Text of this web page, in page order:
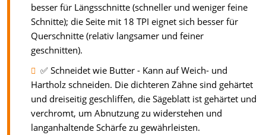
besser für Längsschnitte (schneller und weniger feine
Schnitte); die Seite mit 18 TPI eignet sich besser für
Querschnitte (relativ langsamer und feiner
geschnitten).
✅ Schneidet wie Butter - Kann auf Weich- und
Hartholz schneiden. Die dichteren Zähne sind gehärtet
und dreiseitig geschliffen, die Sägeblatt ist gehärtet und
verchromt, um Abnutzung zu widerstehen und
langanhaltende Schärfe zu gewährleisten.